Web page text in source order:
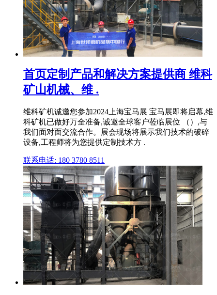
首页定制产品和解决方案提供商 维科
矿山机械、维 .
维科矿机诚邀您参加2024上海宝马展 宝马展即将启幕,维
科矿机已做好万全准备,诚邀全球客户莅临展位 （）,与
我们面对面交流合作。展会现场将展示我们技术的破碎
设备,工程师将为您提供定制技术方 .
联系电话: 180 3780 8511